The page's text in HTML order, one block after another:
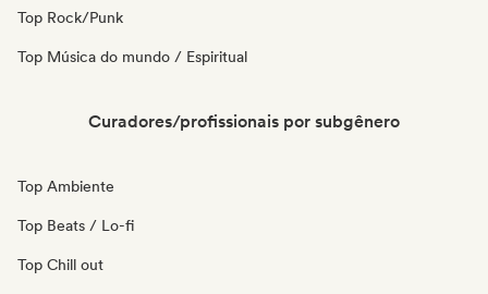
Top Rock/Punk
Top Música do mundo / Espiritual
Curadores/profissionais por subgênero
Top Ambiente
Top Beats / Lo-fi
Top Chill out